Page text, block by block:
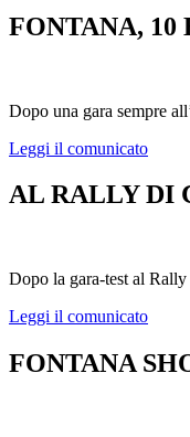
FONTANA, 10
Dopo una gara sempre
Leggi il comunicato
AL RALLY DI
Dopo la gara-test al
Leggi il comunicato
FONTANA